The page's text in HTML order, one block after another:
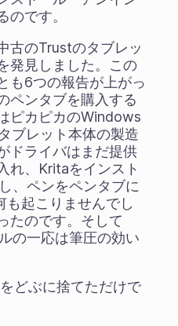
のです。
古のTrustのタブレッ
発見しました。この
も6つの報告が上がっ
ペンタブを購入する
ピカピカのWindows
ブレット本体の製造
ドライバはまだ提供
れ、Kritaをインスト
、ペンをペンタブに
起こりませんでし
たのです。そして
の一応は筆圧の効い
どぶに捨てただけで